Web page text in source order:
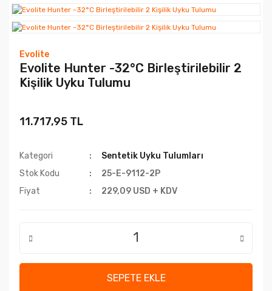
Evolite
Evolite Hunter -32°C Birleştirilebilir 2
Kişilik Uyku Tulumu
11.717,95 TL
Kategori
Sentetik Uyku Tulumları
Stok Kodu
25-E-9112-2P
Fiyat
229,09 USD + KDV
SEPETE EKLE